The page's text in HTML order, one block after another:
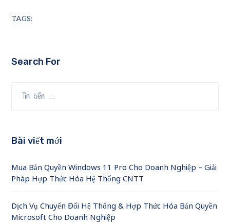
TAGS:
Search For
Bài viết mới
Mua Bản Quyền Windows 11 Pro Cho Doanh Nghiệp – Giải
Pháp Hợp Thức Hóa Hệ Thống CNTT
Dịch Vụ Chuyển Đổi Hệ Thống & Hợp Thức Hóa Bản Quyền
Microsoft Cho Doanh Nghiệp